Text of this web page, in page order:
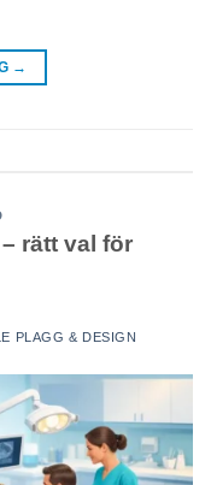
→
rätt val för
PLAGG & DESIGN